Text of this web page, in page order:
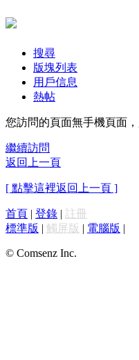
搜尋
版塊列表
用戶信息
熱帖
您訪問的頁面無手機頁面
繼續訪問
返回上一頁
[ 點擊這裡返回上一頁 ]
首頁 | 登錄 | 註冊
標準版 | 觸屏版 | 電腦版 |
© Comsenz Inc.